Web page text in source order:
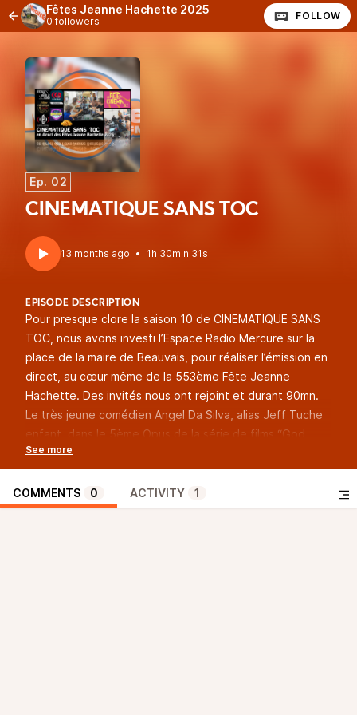
Fêtes Jeanne Hachette 2025
0 followers FOLLOW
Ep. 02
CINEMATIQUE SANS TOC
13 months ago • 1h 30min 31s
EPISODE DESCRIPTION
Pour presque clore la saison 10 de CINEMATIQUE SANS
TOC, nous avons investi l’Espace Radio Mercure sur la
place de la maire de Beauvais, pour réaliser l’émission en
direct, au cœur même de la 553ème Fête Jeanne
Hachette. Des invités nous ont rejoint et durant 90mn.
Le très jeune comédien Angel Da Silva, alias Jeff Tuche
enfant, dans le 5ème Opus de la série de films “God
Save The Tuche”, accompagné de sa maman, Antoine
Salitot, directeur de l’ Elispace - Officiel, Axelle Carrier,
scénariste réalisatrice qui co-organise le Festival du
Court Métrage à Saint Just en Chaussée, mais
COMMENTS 0 ACTIVITY 1